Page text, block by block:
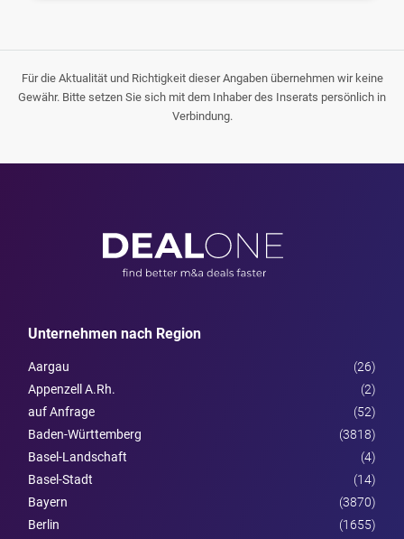
Für die Aktualität und Richtigkeit dieser Angaben übernehmen wir keine
Gewähr. Bitte setzen Sie sich mit dem Inhaber des Inserats persönlich in
Verbindung.
Unternehmen nach Region
Aargau
(26)
Appenzell A.Rh.
(2)
auf Anfrage
(52)
Baden-Württemberg
(3818)
Basel-Landschaft
(4)
Basel-Stadt
(14)
Bayern
(3870)
Berlin
(1655)